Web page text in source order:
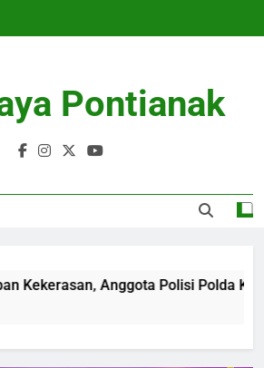
Pontianak
Anggota Polisi Polda Kepri